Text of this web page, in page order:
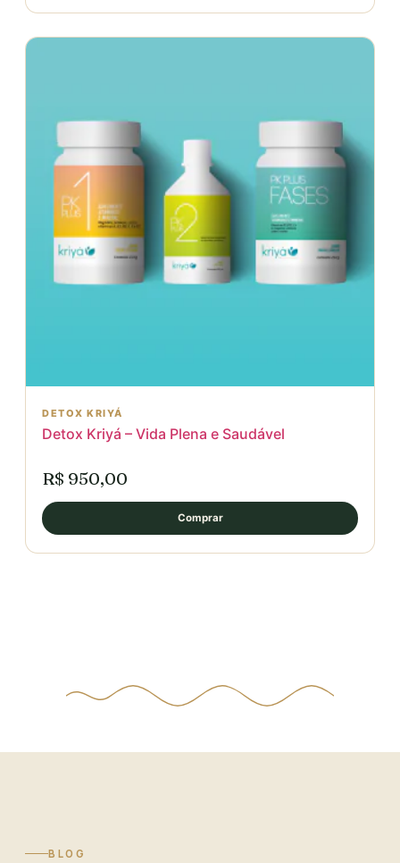
DETOX KRIYÁ
Detox Kriyá – Vida Plena e Saudável
R$ 950,00
Comprar
BLOG